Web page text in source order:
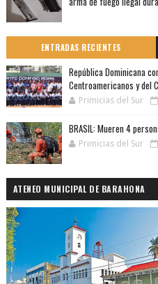
ENTRADAS RECIENTES
República Dominicana
Centroamericanos y del
Primicias del Sur
BRASIL: Mueren 4
Primicias del Sur
ATENEO MUNICIPAL DE BARAHONA